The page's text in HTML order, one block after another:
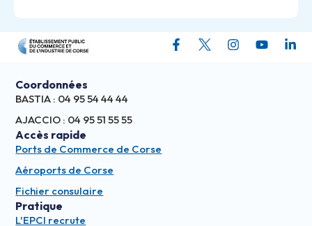
Coordonnées
BASTIA : 04 95 54 44 44
AJACCIO : 04 95 51 55 55
Accès rapide
Ports de Commerce de Corse
Aéroports de Corse
Fichier consulaire
Pratique
L'EPCI recrute